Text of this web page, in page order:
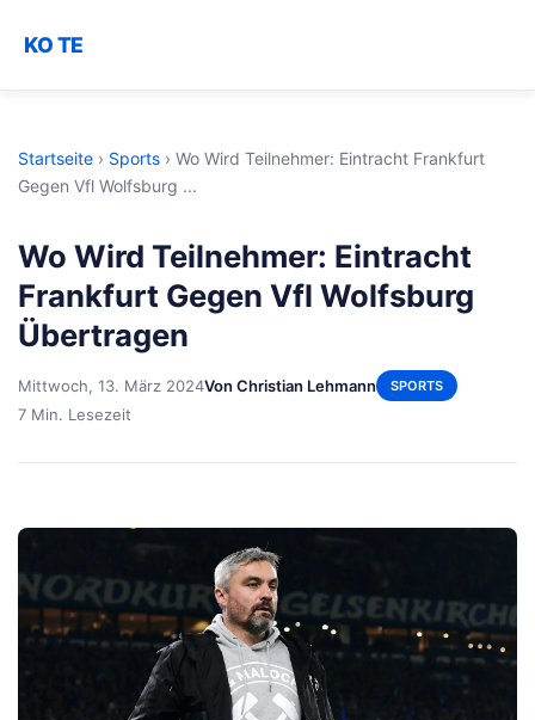
KO TE
Startseite › Sports › Wo Wird Teilnehmer: Eintracht Frankfurt
Gegen Vfl Wolfsburg ...
Wo Wird Teilnehmer: Eintracht
Frankfurt Gegen Vfl Wolfsburg
Übertragen
Mittwoch, 13. März 2024Von Christian Lehmann SPORTS
7 Min. Lesezeit